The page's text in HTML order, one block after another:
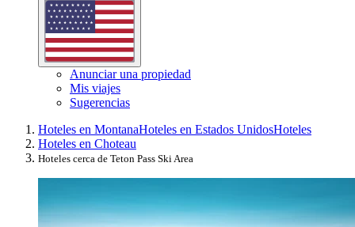
Anunciar una propiedad
Mis viajes
Sugerencias
Hoteles en MontanaHoteles en Estados UnidosHoteles
Hoteles en Choteau
Hoteles cerca de Teton Pass Ski Area